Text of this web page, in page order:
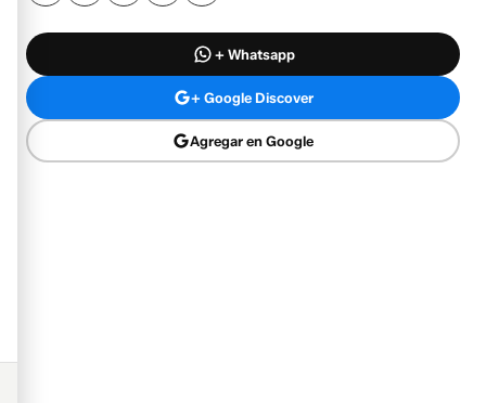
+ Whatsapp
+ Google Discover
Agregar en Google